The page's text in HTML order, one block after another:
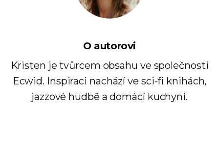
O autorovi
Kristen je tvůrcem obsahu ve společnosti
Ecwid. Inspiraci nachází ve sci-fi knihách,
jazzové hudbě a domácí kuchyni.